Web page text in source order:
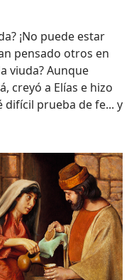
¡No puede estar
pensado otros en
viuda? Aunque
creyó a Elías e hizo
difícil prueba de fe... y